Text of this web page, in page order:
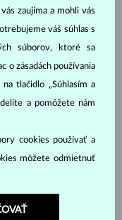
pätičke. Z lokálnych
nahor kvôli
automatickom emaile,
zaujíma a mohli vás
váš súhlas s
súborov, ktoré sa
o zásadách používania
tlačidlo „Súhlasím a
a pomôžete nám
cookies používať a
môžete odmietnuť